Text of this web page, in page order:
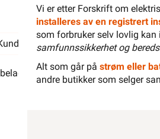
Les mer...
Spørsmål og svar
hvit, for feste av PR 3x1,5/
Vi er etter Forskrift om
installeres av en registrert
som forbruker selv lovlig kan
samfunnssikkerhet og
Alt som går på strøm eller
andre butikker som selger